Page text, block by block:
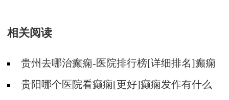
相关阅读
贵州去哪治癫痫-医院排行榜[详细排名]癫痫
会导致病人精神失常吗?
贵阳哪个医院看癫痫[更好]癫痫发作有什么